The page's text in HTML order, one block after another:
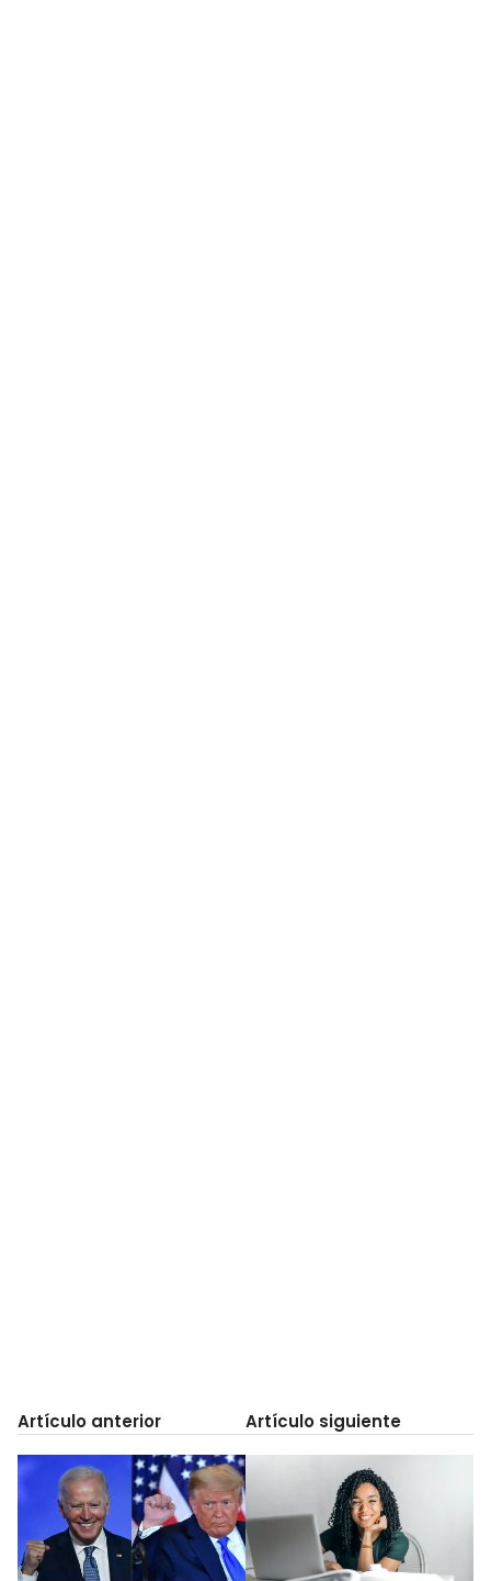
Artículo anterior Artículo siguiente